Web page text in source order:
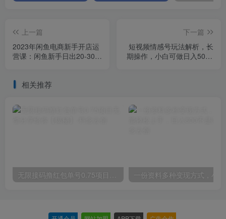
上一篇
2023年闲鱼电商新手开店运
营课：闲鱼新手日出20-30单
下一篇
短视频情感号玩法解析，长
期操作，小白可做日入500+
相关推荐
无限接码撸红包单号0.75项目无偿分享给你【揭秘】